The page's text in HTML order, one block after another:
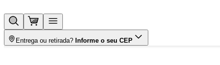
Entrega ou retirada? Informe o seu CEP